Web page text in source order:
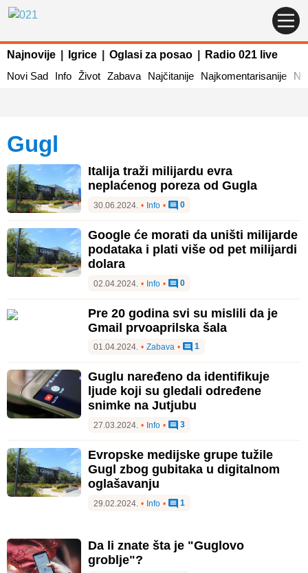
Najnovije Igrice Oglasi za posao
Radio 021 live
Novi Sad
Info Život Zabava Najčitanije Najkomentarisanije
gugl
Italija traži milijardu evra
neplaćenog poreza od Gugla
30.06.2024. • Info • 0
Google će morati da uništi milijarde
podataka i plati više od pet milijardi
dolara
02.04.2024. • Info • 0
Pre 20 godina svi su mislili da je
Gmail prvoaprilska šala
01.04.2024. • Zabava • 1
Guglu naređeno da identifikuje
ljude koji su gledali određene
snimke na Jutjubu
27.03.2024. • Info • 3
Evropske medijske grupe tužile
Gugl zbog gubitaka u digitalnom
oglašavanju
29.02.2024. • Info • 1
Da li znate šta je "Guglovo
groblje"?